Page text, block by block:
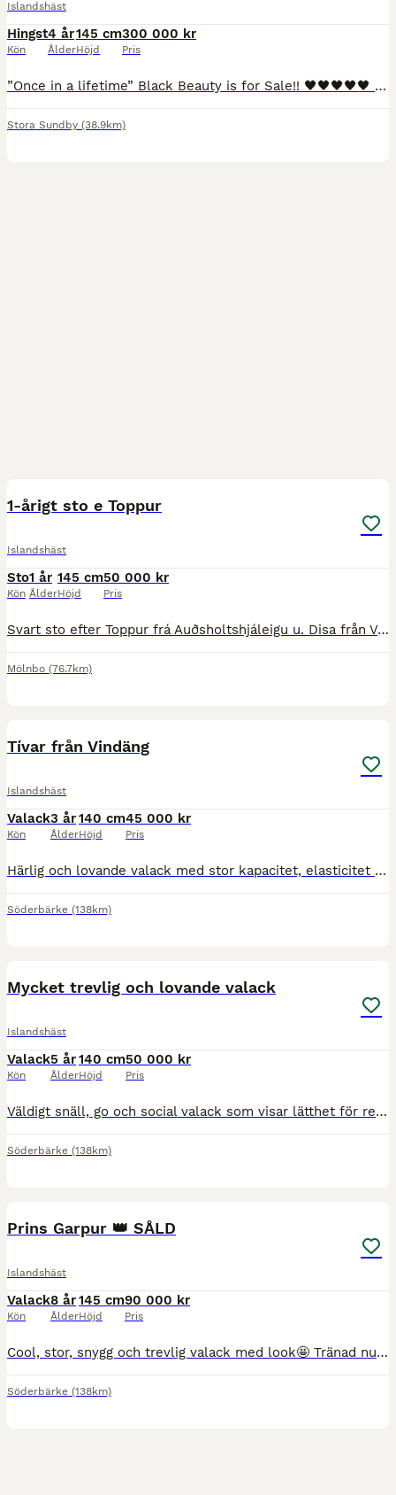
Islandshäst
Hingst
Kön
4 år
Ålder
145 cm
Höjd
300 000 kr
Pris
”Once in a lifetime” Black Beauty is for Sale!! 🖤🖤🖤🖤🖤 Finns även en skimmel, nykastrerad ung och fräsch! Syns på bilderna, just nu 125 000 kr
Stora Sundby (38.9km)
1-årigt sto e Toppur
Islandshäst
Sto
Kön
1 år
Ålder
145 cm
Höjd
50 000 kr
Pris
Svart sto efter Toppur frá Auðsholtshjáleigu u. Disa från Väsby Stuteri. En feminin och långbent unghäst med trevligt temperament och utstrålning. I stammen finns bland annat Víglundur frá Vestra-Fíf
Mölnbo (76.7km)
Tívar från Vindäng
Islandshäst
Valack
Kön
3 år
Ålder
140 cm
Höjd
45 000 kr
Pris
Härlig och lovande valack med stor kapacitet, elasticitet och stort register i sina rörelser, med plus för lynne. Priset sänkt! Svenskfödd Född 2023 Läs hela texten för mer info. Tyvärr så har de
Söderbärke (138km)
Mycket trevlig och lovande valack
Islandshäst
Valack
Kön
5 år
Ålder
140 cm
Höjd
50 000 kr
Pris
Väldigt snäll, go och social valack som visar lätthet för ren tölt, trav och galopp. Spännande att se honom utvecklas vidare! En riktig oslipad diamant, unikt tillfälle för dig som vill vara med frå
Söderbärke (138km)
Prins Garpur 👑 SÅLD
Islandshäst
Valack
Kön
8 år
Ålder
145 cm
Höjd
90 000 kr
Pris
Cool, stor, snygg och trevlig valack med look🤩 Tränad nu en månad av hippolog. F🏝️r kurser, tävling eller njuta av härliga turer i skogen med. 8 år, femgångare, rids idag som fyrgångare. Tjo
Söderbärke (138km)